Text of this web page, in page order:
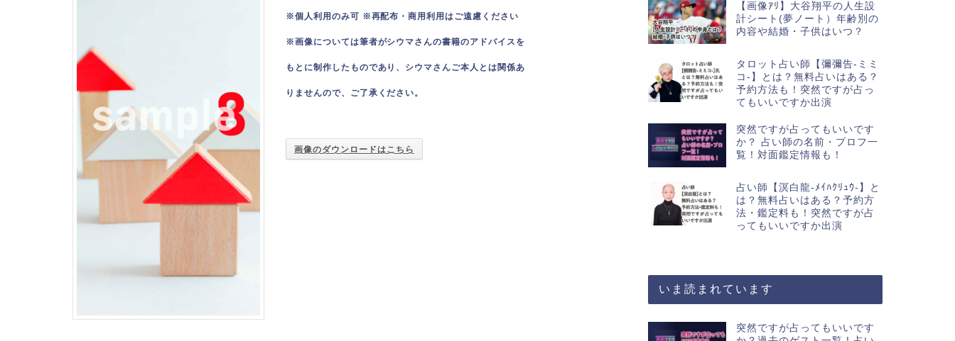
※個人利用のみ可 ※再配布・商用利用はご遠慮ください
※画像については筆者がシウマさんの書籍のアドバイスを
もとに制作したものであり、シウマさんご本人とは関係あ
りませんので、ご了承ください。
画像のダウンロードはこちら
【画像ｱﾘ】大谷翔平の人生設
計シート(夢ノート）年齢別の
内容や結婚・子供はいつ？
タロット占い師【彌彌告-ミミ
コ-】とは？無料占いはある？
予約方法も！突然ですが占っ
てもいいですか出演
突然ですが占ってもいいです
か？ 占い師の名前・プロフ一
覧！対面鑑定情報も！
占い師【溟白龍-ﾒｲﾊｸﾘｭｳ-】と
は？無料占いはある？予約方
法・鑑定料も！突然ですが占
ってもいいですか出演
いま読まれています
突然ですが占ってもいいです